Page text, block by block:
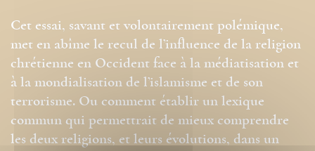
Cet essai, savant et volontairement polémique,
met en abîme le recul de l’influence de la religion
chrétienne en Occident face à la médiatisation et
à la mondialisation de l’islamisme et de son
terrorisme. Ou comment établir un lexique
commun qui permettrait de mieux comprendre
les deux religions, et leurs évolutions, dans un